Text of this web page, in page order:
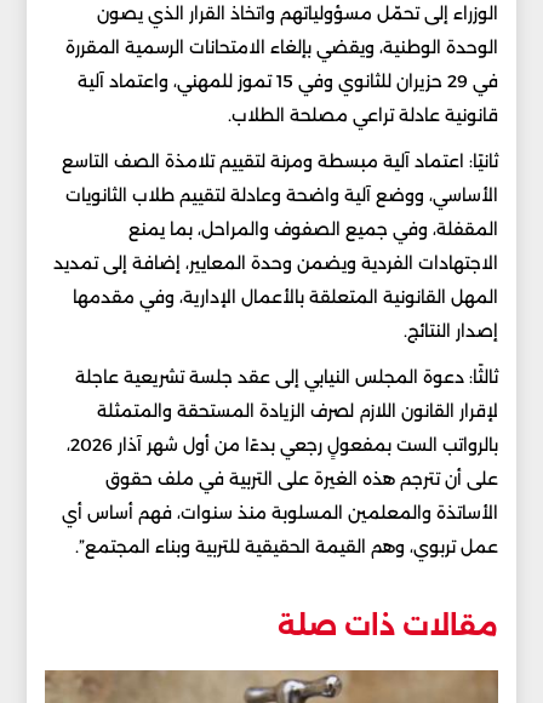
الوزراء إلى تحمّل مسؤولياتهم واتخاذ القرار الذي يصون
الوحدة الوطنية، ويقضي بإلغاء الامتحانات الرسمية المقررة
في 29 حزيران للثانوي وفي 15 تموز للمهني، واعتماد آلية
قانونية عادلة تراعي مصلحة الطلاب.
ثانيًا: اعتماد آلية مبسطة ومرنة لتقييم تلامذة الصف التاسع
الأساسي، ووضع آلية واضحة وعادلة لتقييم طلاب الثانويات
المقفلة، وفي جميع الصفوف والمراحل، بما يمنع
الاجتهادات الفردية ويضمن وحدة المعايير، إضافة إلى تمديد
المهل القانونية المتعلقة بالأعمال الإدارية، وفي مقدمها
إصدار النتائج.
ثالثًا: دعوة المجلس النيابي إلى عقد جلسة تشريعية عاجلة
لإقرار القانون اللازم لصرف الزيادة المستحقة والمتمثلة
بالرواتب الست بمفعولٍ رجعي بدءًا من أول شهر آذار 2026،
على أن تترجم هذه الغيرة على التربية في ملف حقوق
الأساتذة والمعلمين المسلوبة منذ سنوات، فهم أساس أي
عمل تربوي، وهم القيمة الحقيقية للتربية وبناء المجتمع”.
مقالات ذات صلة